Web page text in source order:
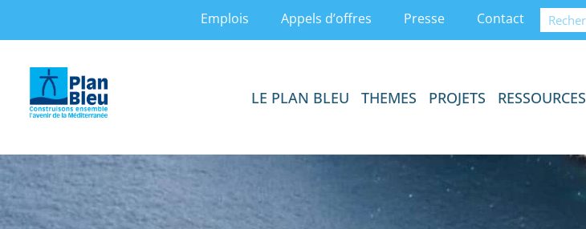
Emplois Appels d’offres Presse Contact
LE PLAN BLEU THEMES PROJETS RESSOURCES